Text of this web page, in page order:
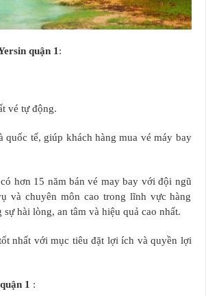
quận 1 :
vé tự động.
tế, giúp khách hàng mua vé máy bay
có hơn 15 năm bán vé may bay với đội ngũ
và chuyên môn cao trong lĩnh vực hàng
hài lòng, an tâm và hiệu quả cao nhất.
nhất với mục tiêu đặt lợi ích và quyền lợi
1 :